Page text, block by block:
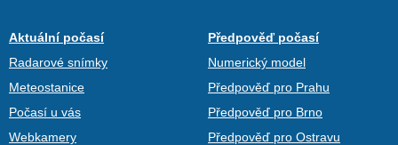
Aktuální počasí
Radarové snímky
Meteostanice
Počasí u vás
Webkamery
Předpověď počasí
Numerický model
Předpověď pro Prahu
Předpověď pro Brno
Předpověď pro Ostravu